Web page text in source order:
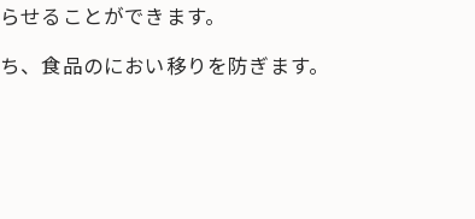
せることができます。
、食品のにおい移りを防ぎます。